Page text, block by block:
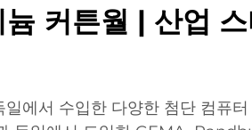
늄 커튼월 | 산업
일에서 수입한 다양한 첨단 컴퓨